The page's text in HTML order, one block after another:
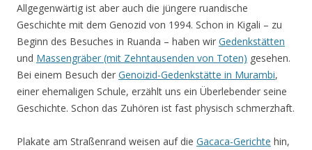
Allgegenwärtig ist aber auch die jüngere ruandische
Geschichte mit dem Genozid von 1994. Schon in Kigali – zu
Beginn des Besuches in Ruanda – haben wir Gedenkstätten
und Massengräber (mit Zehntausenden von Toten) gesehen.
Bei einem Besuch der Genoizid-Gedenkstätte in Murambi,
einer ehemaligen Schule, erzählt uns ein Überlebender seine
Geschichte. Schon das Zuhören ist fast physisch schmerzhaft.
Plakate am Straßenrand weisen auf die Gacaca-Gerichte hin,